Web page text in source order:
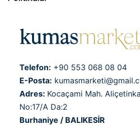
Telefon: +90 553 068 08 04
E-Posta:
Adres: Kocaçami Mah.
No:17/A Da:2
Burhaniye / BALIKESİR